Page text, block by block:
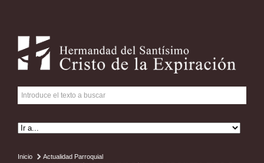
Inicio
Actualidad Parroquial